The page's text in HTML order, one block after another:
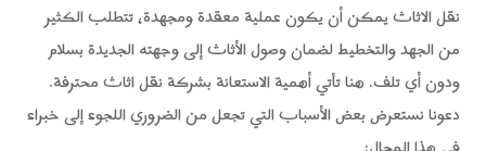
نقل الاثاث يمكن أن يكون عملية معقدة ومجهدة، تتطلب الكثير
من الجهد والتخطيط لضمان وصول الأثاث إلى وجهته الجديدة بسلام
ودون أي تلف. هنا تأتي أهمية الاستعانة بشركة نقل اثاث محترفة.
دعونا نستعرض بعض الأسباب التي تجعل من الضروري اللجوء إلى خبراء